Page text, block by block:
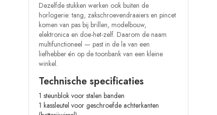
Dezelfde stukken werken ook buiten de
horlogerie: tang, zakschroevendraaiers en pincet
komen van pas bij brillen, modelbouw,
elektronica en doe-het-zelf. Daarom de naam
multifunctioneel — past in de la van een
liefhebber én op de toonbank van een kleine
winkel.
Technische specificaties
1 steunblok voor stalen banden
1 kassleutel voor geschroefde achterkanten